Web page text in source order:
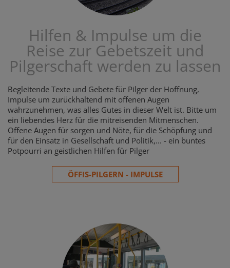
Hilfen & Impulse um die
Reise zur Gebetszeit und
Pilgerschaft werden zu lassen
Begleitende Texte und Gebete für Pilger der Hoffnung,
Impulse um zurückhaltend mit offenen Augen
wahrzunehmen, was alles Gutes in dieser Welt ist. Bitte um
ein liebendes Herz für die mitreisenden Mitmenschen.
Offene Augen für sorgen und Nöte, für die Schöpfung und
für den Einsatz in Gesellschaft und Politik,... - ein buntes
Potpourri an geistlichen Hilfen für Pilger
ÖFFIS-PILGERN - IMPULSE